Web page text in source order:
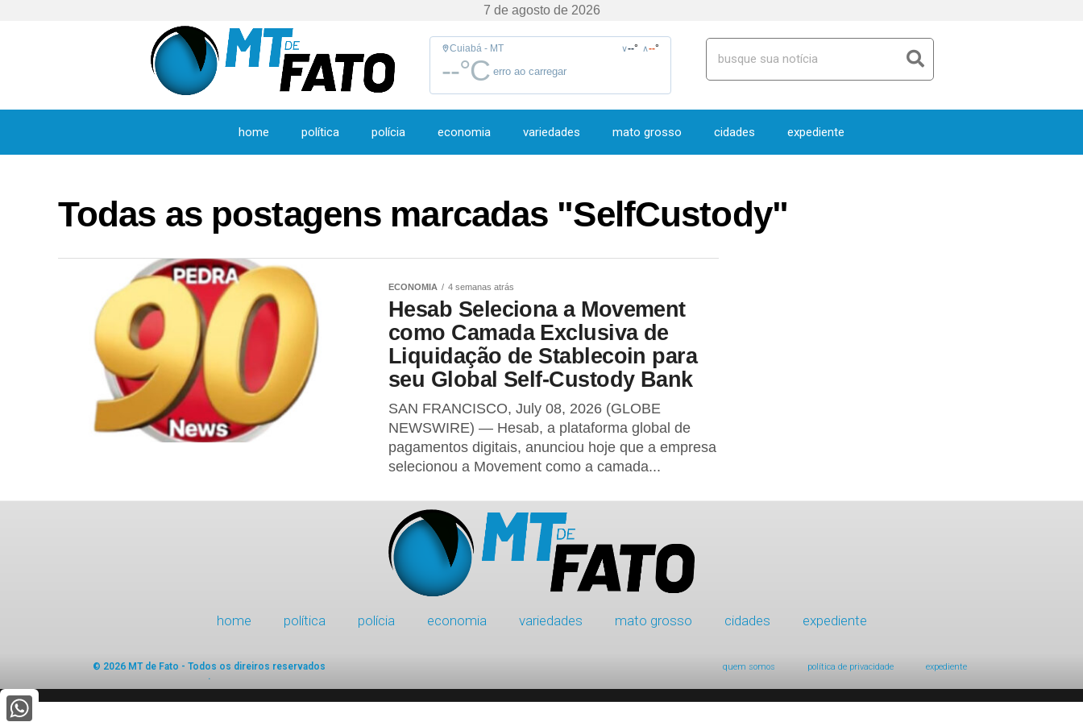
Cuiabá - MT ∨--° ∧--°
--°C erro ao carregar
home política polícia economia variedades mato grosso cidades expediente
7 de agosto de 2026
Todas as postagens marcadas "SelfCustody"
ECONOMIA 4 semanas atrás
Hesab Seleciona a Movement
como Camada Exclusiva de
Liquidação de Stablecoin para
seu Global Self-Custody Bank
SAN FRANCISCO, July 08, 2026 (GLOBE
NEWSWIRE) — Hesab, a plataforma global de
pagamentos digitais, anunciou hoje que a empresa
selecionou a Movement como a camada...
home política polícia economia variedades mato grosso cidades expediente
© 2026 MT de Fato - Todos os direiros reservados
.
quem somos política de privacidade expediente